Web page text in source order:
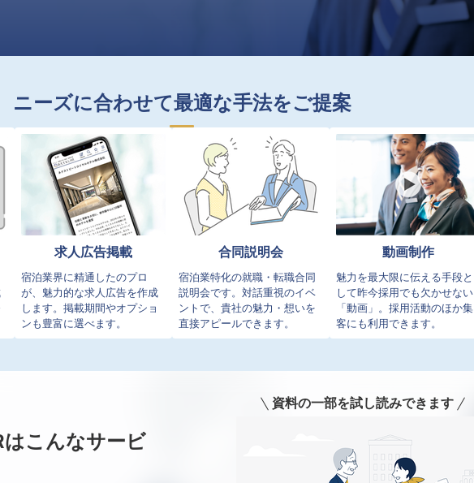
ニーズに合わせて最適な手法をご提案
求人広告掲載
宿泊業界に精通したのプロ
が、魅力的な求人広告を作成
します。掲載期間やオプショ
ンも豊富に選べます。
合同説明会
宿泊業特化の就職・転職合同
説明会です。対話重視のイベ
ントで、貴社の魅力・想いを
直接アピールできます。
動画制作
魅力を最大限に伝える手段と
して昨今採用でも欠かせない
「動画」。採用活動のほか集
客にも利用できます。
はこんなサービ
資料の一部を試し読みできます